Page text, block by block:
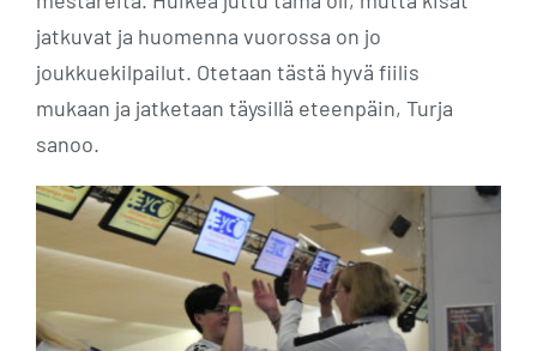
jatkuvat ja huomenna vuorossa on jo
joukkuekilpailut. Otetaan tästä hyvä fiilis
mukaan ja jatketaan täysillä eteenpäin, Turja
sanoo.